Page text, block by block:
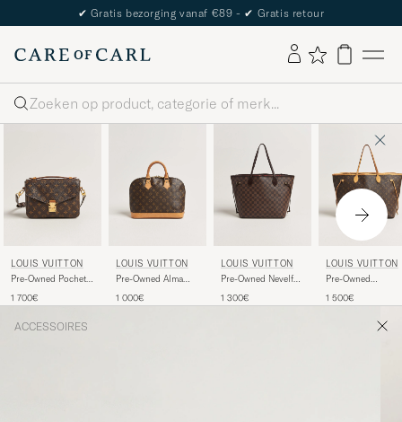
The Care of Carl Passport
Zoeken
LOUIS VUITTON
Pre-Owned Pochette
1 700€
LOUIS VUITTON
Pre-Owned Alma
1 000€
LOUIS VUITTON
Pre-Owned Nevelfull
1 300€
LOUIS VUITTON
Pre-Owned
Monogram
1 500€
ACCESSOIRES